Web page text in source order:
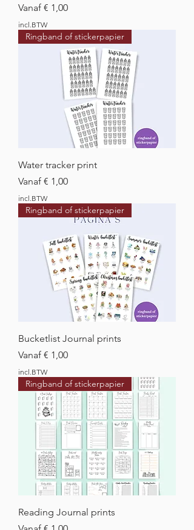
Vanaf € 1,00
Verkoopprijs
incl.BTW
Ringband of stickerpapier
Water tracker print
Vanaf € 1,00
Verkoopprijs
incl.BTW
Ringband of stickerpapier
Bucketlist Journal prints
Vanaf € 1,00
Verkoopprijs
incl.BTW
Ringband of stickerpapier
Reading Journal prints